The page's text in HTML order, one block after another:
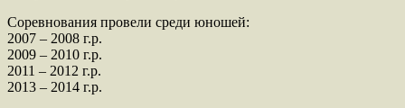
Соревнования провели среди юношей:
2007 – 2008 г.р.
2009 – 2010 г.р.
2011 – 2012 г.р.
2013 – 2014 г.р.